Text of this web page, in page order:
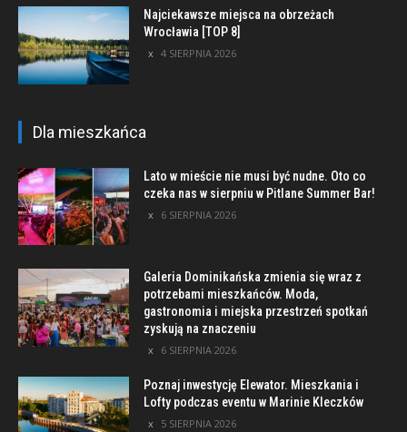
Najciekawsze miejsca na obrzeżach
Wrocławia [TOP 8]
4 SIERPNIA 2026
Dla mieszkańca
Lato w mieście nie musi być nudne. Oto co
czeka nas w sierpniu w Pitlane Summer Bar!
6 SIERPNIA 2026
Galeria Dominikańska zmienia się wraz z
potrzebami mieszkańców. Moda,
gastronomia i miejska przestrzeń spotkań
zyskują na znaczeniu
6 SIERPNIA 2026
Poznaj inwestycję Elewator. Mieszkania i
Lofty podczas eventu w Marinie Kleczków
5 SIERPNIA 2026